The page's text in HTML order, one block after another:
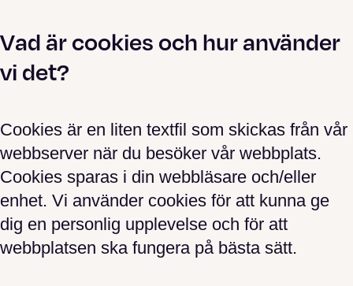
Vad är cookies och hur använder
vi det?
Cookies är en liten textfil som skickas från vår
webbserver när du besöker vår webbplats.
Cookies sparas i din webbläsare och/eller
enhet. Vi använder cookies för att kunna ge
dig en personlig upplevelse och för att
webbplatsen ska fungera på bästa sätt.